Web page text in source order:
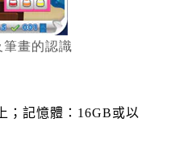
筆畫的認識
；記憶體： 16GB或以